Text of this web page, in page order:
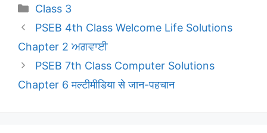
Categories
Class 3
PSEB 4th Class Welcome Life Solutions
Chapter 2 ਅਗਵਾਈ
PSEB 7th Class Computer Solutions
Chapter 6 मल्टीमीडिया से जान-पहचान